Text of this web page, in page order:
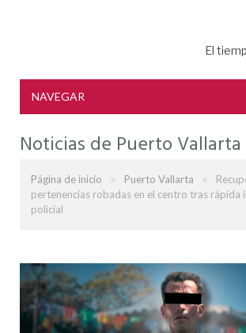
El
NAVEGAR
Noticias de Puerto Vallarta
Página de inicio » Puerto Vallarta »
pertenencias robadas en el centro tras rápida
policial